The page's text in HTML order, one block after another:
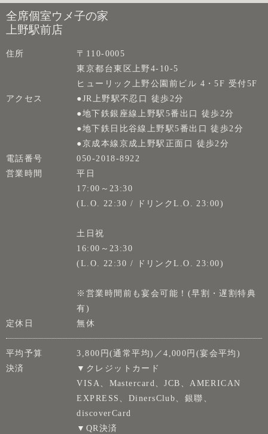
全席個室ウメ子の家
上野駅前店
住所
〒110-0005
東京都台東区上野4-10-5
ヒューリック上野公園前ビル 4・5F 受付5F
アクセス
●JR上野駅不忍口 徒歩2分
●地下鉄銀座線上野駅5番出口 徒歩2分
●地下鉄日比谷線上野駅5番出口 徒歩2分
●京成本線京成上野駅正面口 徒歩2分
電話番号
050-2018-8922
営業時間
平日
17:00～23:30
(L.O. 22:30 / ドリンクL.O. 23:00)
土日祝
16:00～23:30
(L.O. 22:30 / ドリンクL.O. 23:00)
※営業時間前も宴会可能！(早割・遅割特典
有)
定休日
無休
平均予算
3,800円(通常平均)／4,000円(宴会平均)
決済
▼クレジットカード
VISA、Mastercard、JCB、AMERICAN
EXPRESS、DinersClub、銀聯、
discoverCard
▼QR決済